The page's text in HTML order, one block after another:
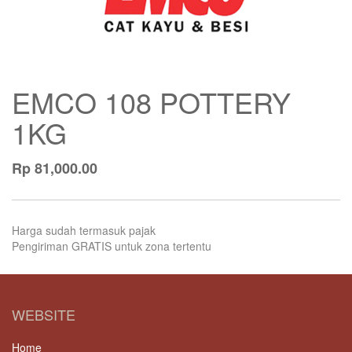
EMCO 108 POTTERY
1KG
Rp81,000.00
Harga sudah termasuk pajak
Pengiriman GRATIS untuk zona tertentu
WEBSITE
Home